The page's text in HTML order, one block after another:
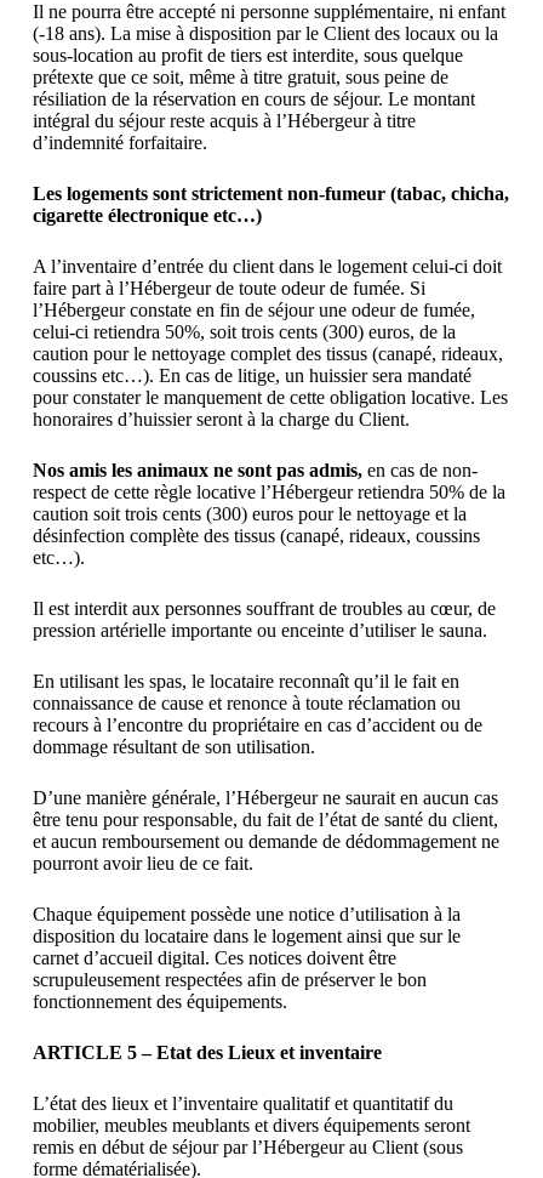
Il ne pourra être accepté ni personne supplémentaire, ni enfant
(-18 ans). La mise à disposition par le Client des locaux ou la
sous-location au profit de tiers est interdite, sous quelque
prétexte que ce soit, même à titre gratuit, sous peine de
résiliation de la réservation en cours de séjour. Le montant
intégral du séjour reste acquis à l’Hébergeur à titre
d’indemnité forfaitaire.
Les logements sont strictement non-fumeur (tabac, chicha,
cigarette électronique etc…)
A l’inventaire d’entrée du client dans le logement celui-ci doit
faire part à l’Hébergeur de toute odeur de fumée. Si
l’Hébergeur constate en fin de séjour une odeur de fumée,
celui-ci retiendra 50%, soit trois cents (300) euros, de la
caution pour le nettoyage complet des tissus (canapé, rideaux,
coussins etc…). En cas de litige, un huissier sera mandaté
pour constater le manquement de cette obligation locative. Les
honoraires d’huissier seront à la charge du Client.
Nos amis les animaux ne sont pas admis, en cas de non-
respect de cette règle locative l’Hébergeur retiendra 50% de la
caution soit trois cents (300) euros pour le nettoyage et la
désinfection complète des tissus (canapé, rideaux, coussins
etc…).
Il est interdit aux personnes souffrant de troubles au cœur, de
pression artérielle importante ou enceinte d’utiliser le sauna.
En utilisant les spas, le locataire reconnaît qu’il le fait en
connaissance de cause et renonce à toute réclamation ou
recours à l’encontre du propriétaire en cas d’accident ou de
dommage résultant de son utilisation.
D’une manière générale, l’Hébergeur ne saurait en aucun cas
être tenu pour responsable, du fait de l’état de santé du client,
et aucun remboursement ou demande de dédommagement ne
pourront avoir lieu de ce fait.
Chaque équipement possède une notice d’utilisation à la
disposition du locataire dans le logement ainsi que sur le
carnet d’accueil digital. Ces notices doivent être
scrupuleusement respectées afin de préserver le bon
fonctionnement des équipements.
ARTICLE 5 – Etat des Lieux et inventaire
L’état des lieux et l’inventaire qualitatif et quantitatif du
mobilier, meubles meublants et divers équipements seront
remis en début de séjour par l’Hébergeur au Client (sous
forme dématérialisée).